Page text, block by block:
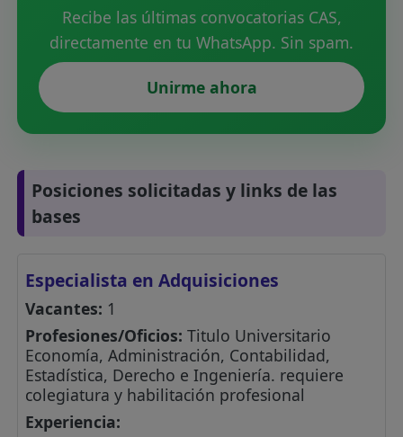
Recibe las últimas convocatorias CAS,
directamente en tu WhatsApp. Sin spam.
Unirme ahora
Posiciones solicitadas y links de las
bases
Especialista en Adquisiciones
Vacantes: 1
Profesiones/Oficios: Titulo Universitario
Economía, Administración, Contabilidad,
Estadística, Derecho e Ingeniería. requiere
colegiatura y habilitación profesional
Experiencia: